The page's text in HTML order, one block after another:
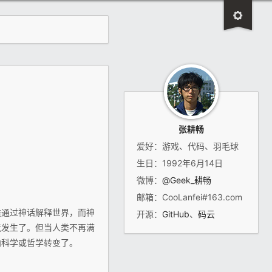
过神话解释世界，而神
生了。但当人类不再满
学或哲学转变了。
张耕畅
爱好：游戏、代码、羽毛球
生日：1992年6月14日
微博： @Geek_耕畅
邮箱：CooLanfei#163.com
开源： GitHub、 码云